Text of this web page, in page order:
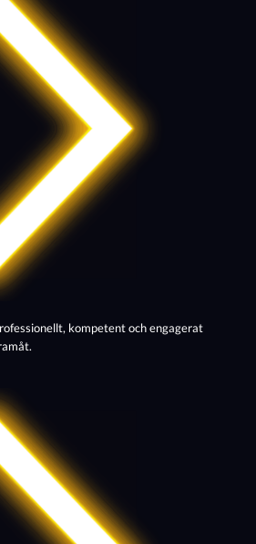
kompetent och engagerat